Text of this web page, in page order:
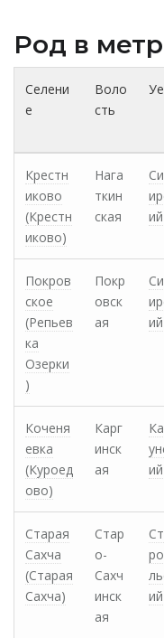
Род в
Селени
е
Воло
сть
Крестн
иково
(Крестн
иково)
Нага
ткин
ская
ий
Покров
ское
(Репьев
ка
Озерки
)
Покр
овск
ая
ий
Коченя
евка
(Куроед
ово)
Карг
инск
ая
ий
Старая
Сахча
(Старая
Сахча)
Стар
о-
Сахч
инск
ая
ий